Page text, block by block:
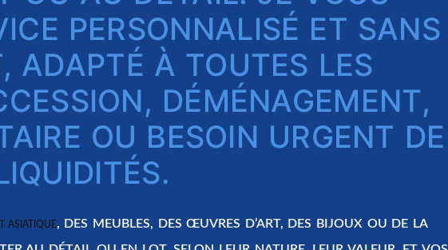
PERSONNALISÉ ET SANS
ADAPTÉ À TOUTES LES
DÉMÉNAGEMENT,
OU BESOIN URGENT DE
ASIATIQUE, DES MEUBLES, DES ŒUVRES D’ART, DES BIJOUX OU DE LA